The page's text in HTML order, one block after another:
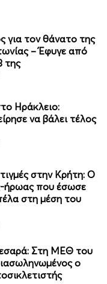
για τον θάνατο της
– Έφυγε από
της
Ηράκλειο:
να βάλει τέλος
στην Κρήτη: Ο
ήρωας που έσωσε
στη μέση του
Στη ΜΕΘ του
ο